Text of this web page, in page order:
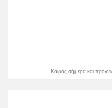
Καιρός σήμερα και